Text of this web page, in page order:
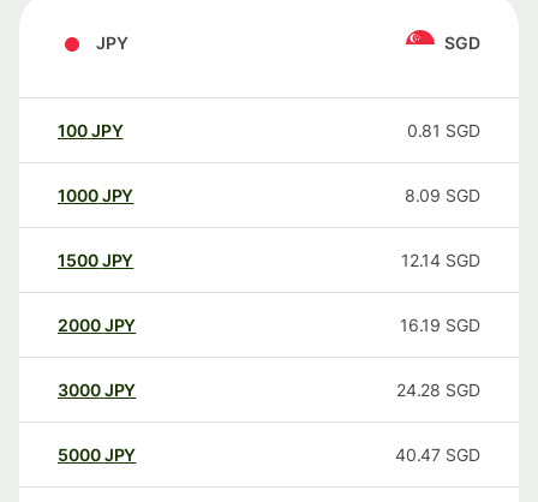
JPY SGD
100JPY 0.81 SGD
1000JPY 8.09 SGD
1500JPY 12.14 SGD
2000JPY 16.19 SGD
3000JPY 24.28 SGD
5000JPY 40.47 SGD